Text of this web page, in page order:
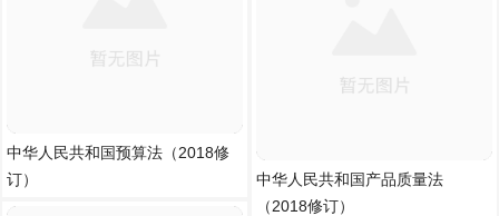
中华人民共和国预算法（2018修
订）
中华人民共和国产品质量法
（2018修订）